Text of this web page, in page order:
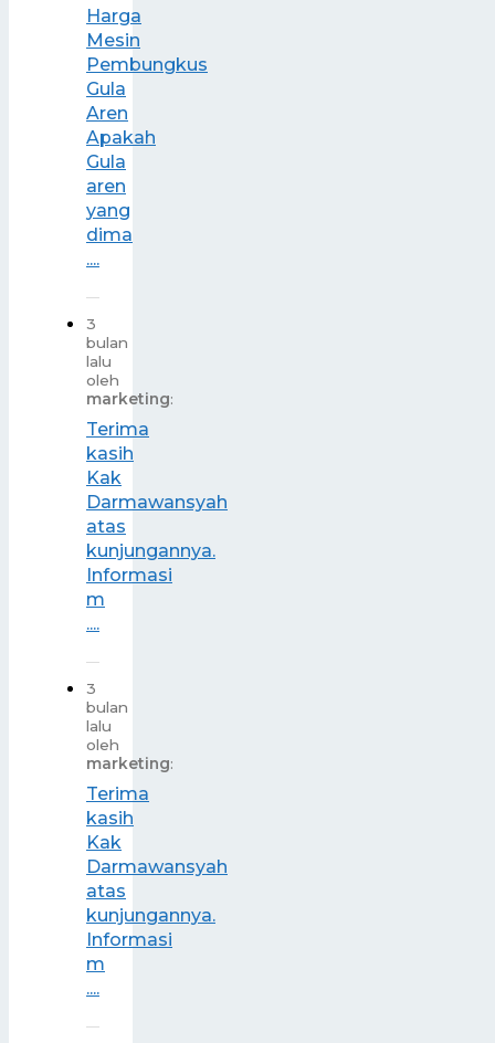
Harga
Mesin
Pembungkus
Gula
Aren
Apakah
Gula
aren
yang
dima
....
3
bulan
lalu
oleh
marketing:
Terima
kasih
Kak
Darmawansyah
atas
kunjungannya.
Informasi
m
....
3
bulan
lalu
oleh
marketing:
Terima
kasih
Kak
Darmawansyah
atas
kunjungannya.
Informasi
m
....